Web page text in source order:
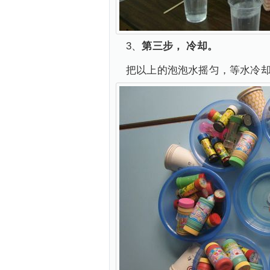
3、第三步， 冷却。
把以上的泡泡水摇匀，等水冷